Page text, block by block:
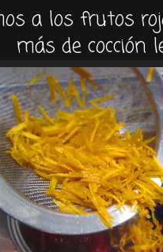
a los frutos
más de cocción